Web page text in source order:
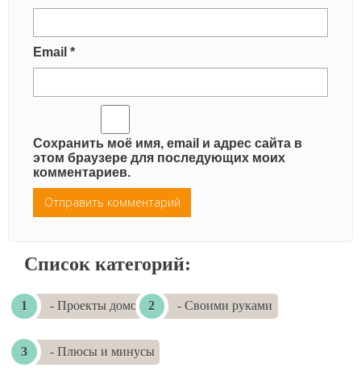
Email *
Сохранить моё имя, email и адрес сайта в
этом браузере для последующих моих
комментариев.
Список категорий:
- Проекты домов - Своими руками
- Плюсы и минусы